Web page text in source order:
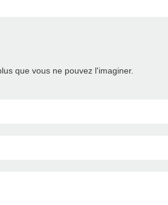
que vous ne pouvez l'imaginer.